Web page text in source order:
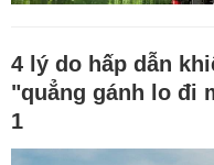
4 lý do hấp dẫn
"quẳng gánh lo đi
1